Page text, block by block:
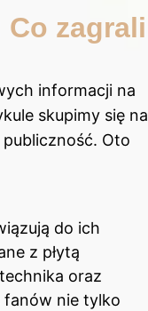
zagrali
informacji na
skupimy się na
Oto
do ich
z płytą
oraz
fanów nie tylko